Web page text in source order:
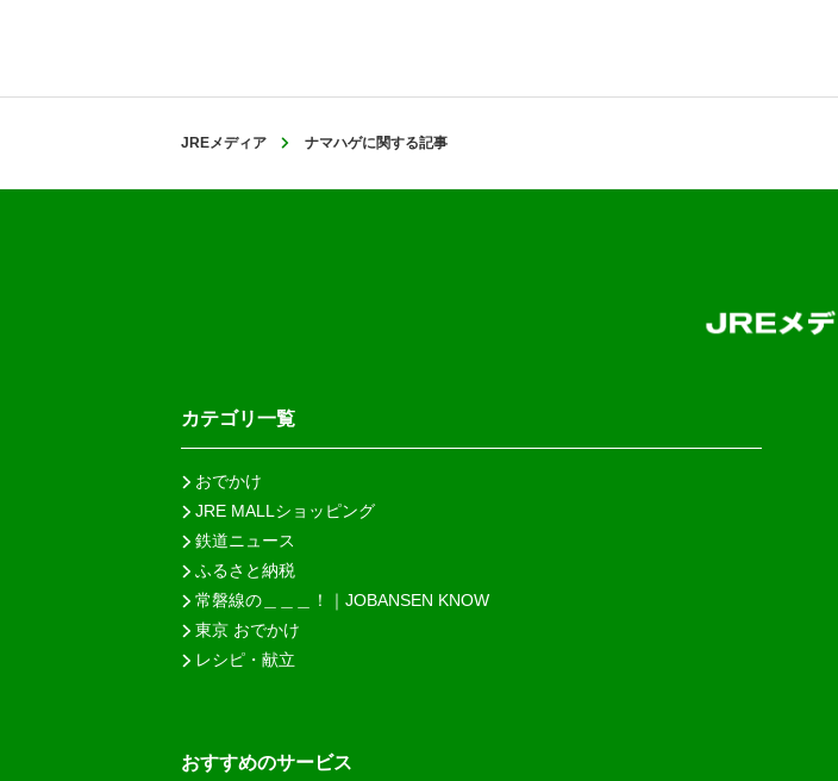
JREメディア ナマハゲに関する記事
カテゴリ一覧
おでかけ
JRE MALLショッピング
鉄道ニュース
ふるさと納税
常磐線の＿＿＿！｜JOBANSEN KNOW
東京 おでかけ
レシピ・献立
おすすめのサービス